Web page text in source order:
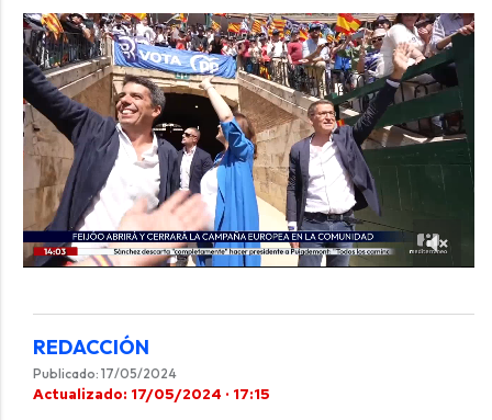
REDACCIÓN
Publicado: 17/05/2024
Actualizado: 17/05/2024 · 17:15